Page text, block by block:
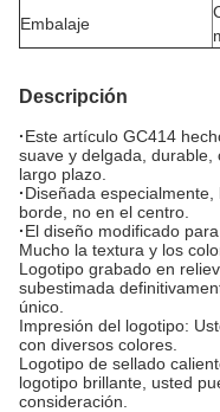
Embalaje
Descripción
·Este artículo GC414
suave y delgada, durable,
largo plazo.
·Diseñada
borde, no en el centro.
·El diseño modificado
Mucho la textura y los
Logotipo grabado en
subestimada
único.
Impresión del logotipo:
con diversos colores.
Logotipo de sellado
logotipo brillante, usted
consideración.